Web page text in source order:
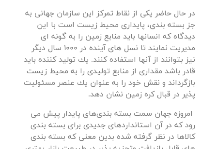
در حال حاضر یكی از نقاط تمركز این سازمان جهانی به
جز بسته بندی، پایداری محیط زیست است با این
دیدگاه که انسانها باید منابع زمین را به گونه ای
مدیریت نمایند تا نسل های آینده در 1000 سال دیگر
نیز بتوانند از آنها استفاده کنند. یك تولید كننده باید
قادر باشد مقداری از منابع تولیدی را به محیط زیست
بازگرداند و نقش خود را به عنوان یك عنصر مسئولیت
پذیر در قبال کره زمین نشان دهد.
امروزه جهان سمت بسته بندی‌های پایدار پیش می
رود که در آن استانداردهای جدیدی برای بسته بندی
کالاها در نظر گرفته شده بدین معنی که بسته بندی